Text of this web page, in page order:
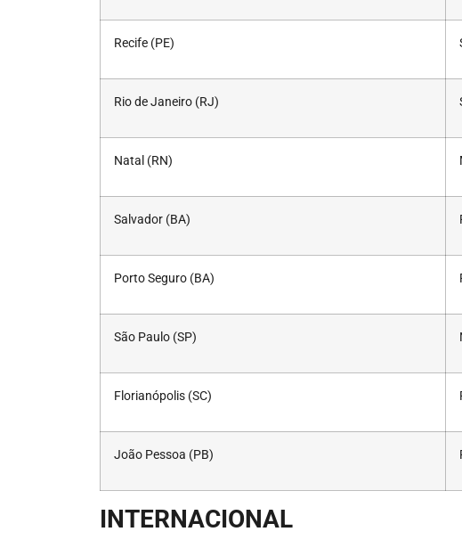
Recife (PE)
Rio de Janeiro (RJ)
Natal (RN)
Salvador (BA)
Porto Seguro (BA)
São Paulo (SP)
Florianópolis (SC)
João Pessoa (PB)
INTERNACIONAL